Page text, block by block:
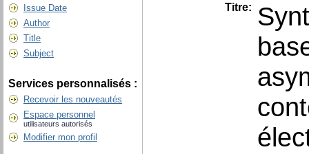
Issue Date
Author
Title
Subject
Services personnalisés :
Recevoir les nouveautés
Espace personnel
utilisateurs autorisés
Modifier mon profil
Titre: